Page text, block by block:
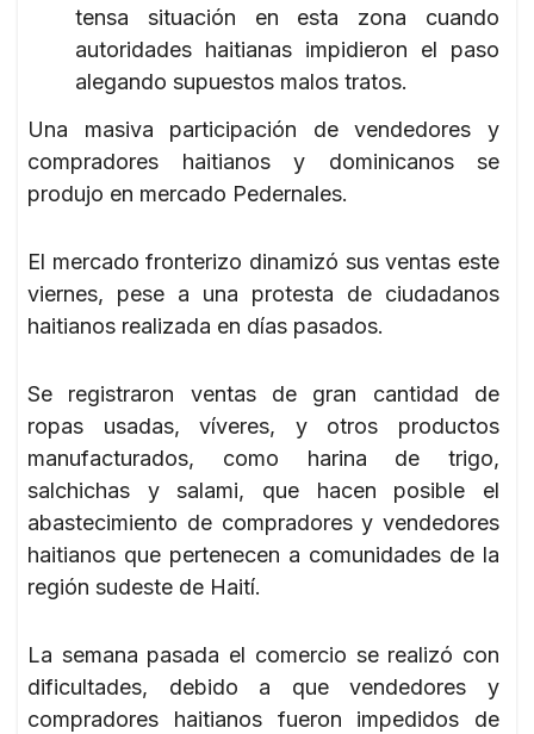
tensa situación en esta zona cuando
autoridades haitianas impidieron el paso
alegando supuestos malos tratos.
Una masiva participación de vendedores y
compradores haitianos y dominicanos se
produjo en mercado Pedernales.
El mercado fronterizo dinamizó sus ventas este
viernes, pese a una protesta de ciudadanos
haitianos realizada en días pasados.
Se registraron ventas de gran cantidad de
ropas usadas, víveres, y otros productos
manufacturados, como harina de trigo,
salchichas y salami, que hacen posible el
abastecimiento de compradores y vendedores
haitianos que pertenecen a comunidades de la
región sudeste de Haití.
La semana pasada el comercio se realizó con
dificultades, debido a que vendedores y
compradores haitianos fueron impedidos de